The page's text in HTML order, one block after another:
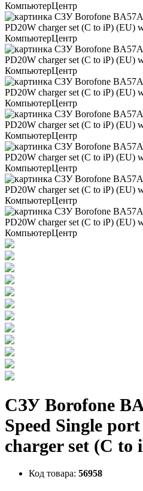
СЗУ Borofone
Speed Single
charger set (C to
Код товара: 56958